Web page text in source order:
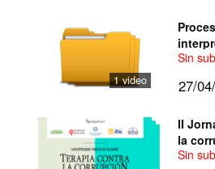
1 video
de
Sin
27/
II
la
Sin